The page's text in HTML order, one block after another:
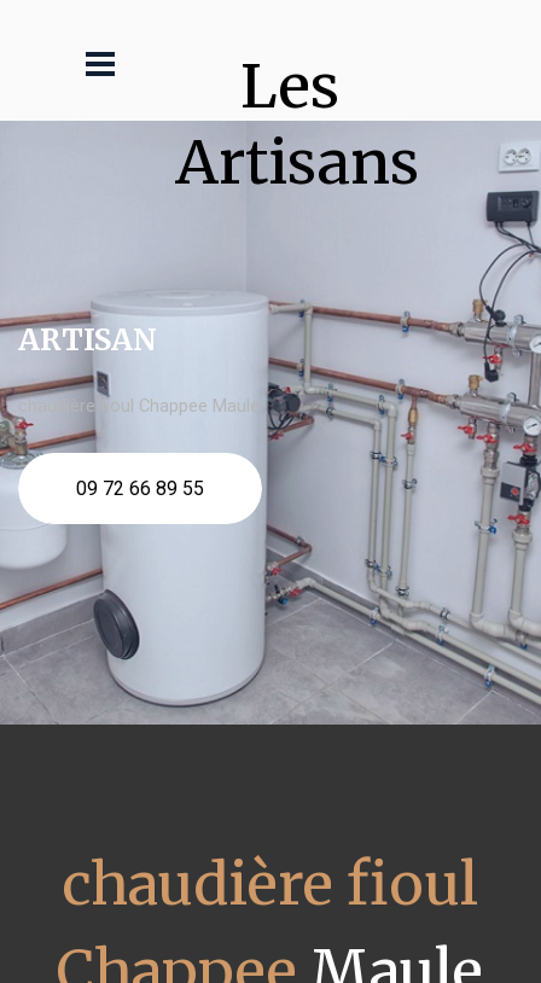
Les
Artisans
ARTISAN
chaudière fioul Chappee Maule
09 72 66 89 55
chaudière fioul